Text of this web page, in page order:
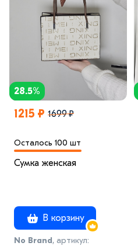
28.5%
1215 ₽ 1699 ₽
Осталось 100 шт
Сумка женская
В корзину
No Brand, артикул: